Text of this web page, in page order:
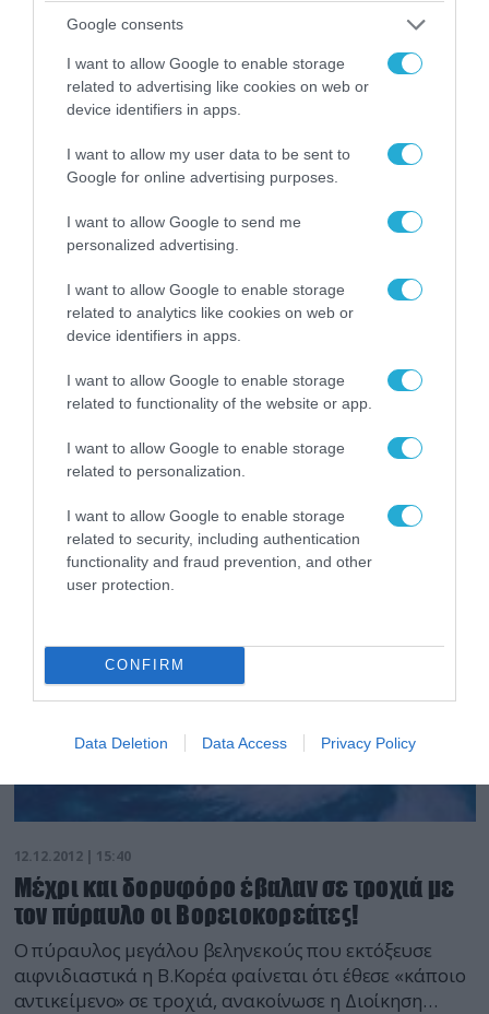
Google consents
I want to allow Google to enable storage
related to advertising like cookies on web or
device identifiers in apps.
I want to allow my user data to be sent to
Google for online advertising purposes.
I want to allow Google to send me
personalized advertising.
I want to allow Google to enable storage
related to analytics like cookies on web or
device identifiers in apps.
I want to allow Google to enable storage
related to functionality of the website or app.
I want to allow Google to enable storage
related to personalization.
I want to allow Google to enable storage
related to security, including authentication
functionality and fraud prevention, and other
user protection.
CONFIRM
Data Deletion Data Access Privacy Policy
στρατιωτικών για το χειρισμό τους. Συνολικά έξι
συστοιχίες Patriot θα σταλούν στην Τουρκία για τη
προστασία του εδάφους της από πιθανές πυραυλικές
επιθέσεις από την πλευρά της Συρίας. Δύο
συστοιχίες θα αποσταλλούν από τις ΗΠΑ, […]
14.12.2012 | 10:13
“Ετοιμάζουμε βαλλιστικό βλήμα μη
ανασχέσιμο”
ΡΩΣΙΚΗ ΣΤΡΑΤΗΓΙΚΗ ΔΙΟΙΚΗΣΗ
12.12.2012 | 15:40
Μέχρι και δορυφόρο έβαλαν σε τροχιά με
τον πύραυλο οι Βορειοκορεάτες!
Ο πύραυλος μεγάλου βεληνεκούς που εκτόξευσε
αιφνιδιαστικά η Β.Κορέα φαίνεται ότι έθεσε «κάποιο
αντικείμενο» σε τροχιά, ανακοίνωσε η Διοίκηση